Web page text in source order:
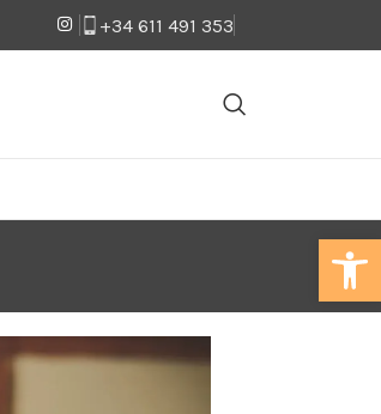
Abrir
+34 611 491 353